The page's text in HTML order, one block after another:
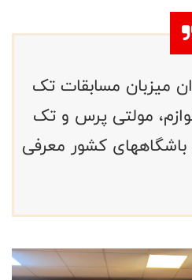
میزبان مسابقات تک
مولتی پرس و تک
باشگاههای کشور معرفی